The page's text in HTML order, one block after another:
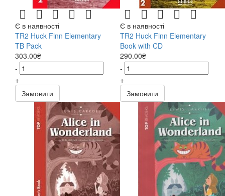
Є в наявності
TR2 Huck Finn Elementary
TB Pack
303.00₴
-
+
Замовити
Є в наявності
TR2 Huck Finn Elementary
Book with CD
290.00₴
-
+
Замовити